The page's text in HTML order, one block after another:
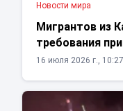
Новости мира
Мигрантов из
требования
16 июля 2026 г., 10:27